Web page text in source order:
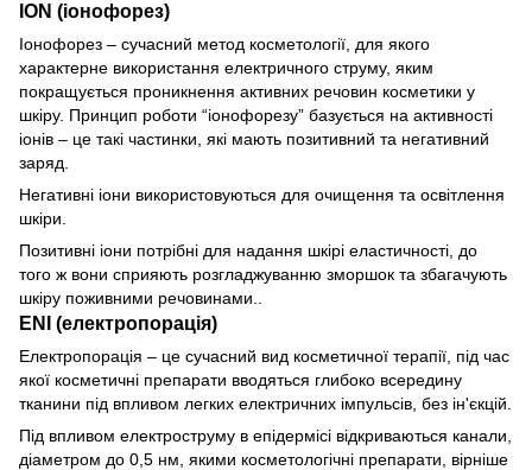
ION (іонофорез)
Іонофорез – сучасний метод косметології, для якого
характерне використання електричного струму, яким
покращується проникнення активних речовин косметики у
шкіру. Принцип роботи “іонофорезу” базується на активності
іонів – це такі частинки, які мають позитивний та негативний
заряд.
Негативні іони використовуються для очищення та освітлення
шкіри.
Позитивні іони потрібні для надання шкірі еластичності, до
того ж вони сприяють розгладжуванню зморшок та збагачують
шкіру поживними речовинами..
ENI (електропорація)
Електропорація – це сучасний вид косметичної терапії, під час
якої косметичні препарати вводяться глибоко всередину
тканини під впливом легких електричних імпульсів, без ін'єкцій.
Під впливом електроструму в епідермісі відкриваються канали,
діаметром до 0,5 нм, якими косметологічні препарати, вірніше